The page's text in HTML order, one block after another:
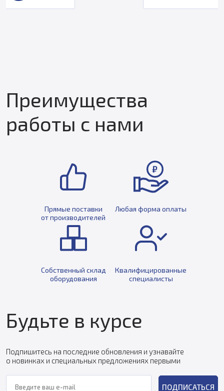
Преимущества
работы с нами
Прямые поставки
от производителей
Любая форма оплаты
Собственный склад
оборудования
Квалифицированные
специалисты
Будьте в курсе
Подпишитесь на последние обновления и узнавайте
о новинках и специальных предложениях первыми
ПОДПИСАТЬСЯ